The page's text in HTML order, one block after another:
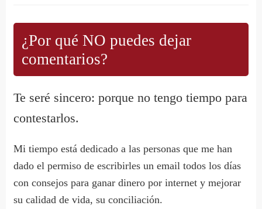
¿Por qué NO puedes dejar
comentarios?
Te seré sincero: porque no tengo tiempo para
contestarlos.
Mi tiempo está dedicado a las personas que me han
dado el permiso de escribirles un email todos los días
con consejos para ganar dinero por internet y mejorar
su calidad de vida, su conciliación.